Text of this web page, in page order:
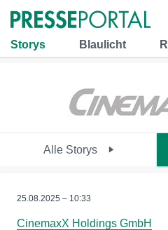
Storys Blaulicht
Alle Storys
25.08.2025 – 10:33
CinemaxX Holdings GmbH